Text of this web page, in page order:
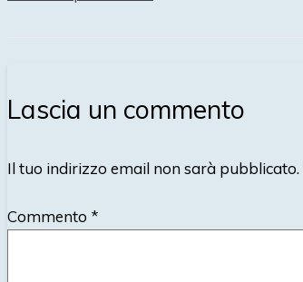
Lascia un commento
Il tuo indirizzo email non sarà pubblicato.
Commento *